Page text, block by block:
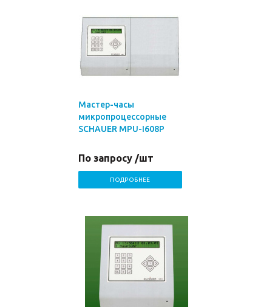
Мастер-часы
микропроцессорные
SCHAUER MPU-I608P
По запросу /шт
ПОДРОБНЕЕ